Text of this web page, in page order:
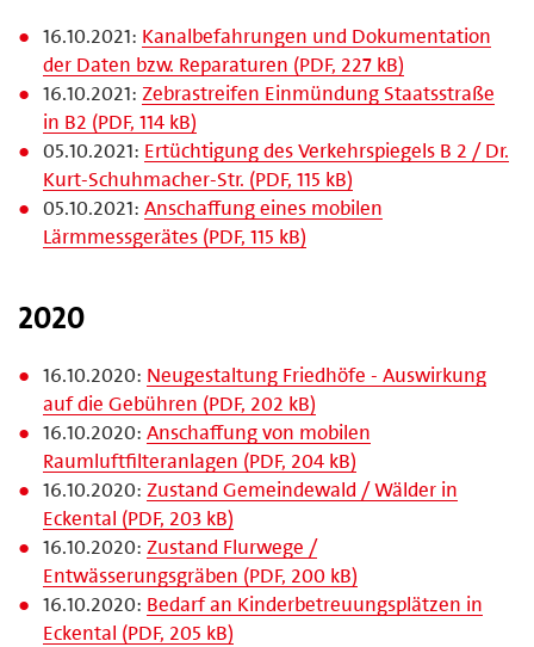
16.10.2021: Kanalbefahrungen und Dokumentation
der Daten bzw. Reparaturen (PDF, 227 kB)
16.10.2021:Zebrastreifen Einmündung Staatsstraße
in B2 (PDF, 114 kB)
05.10.2021: Ertüchtigung des Verkehrspiegels B 2 / Dr.
Kurt-Schuhmacher-Str. (PDF, 115 kB)
05.10.2021:Anschaffung eines mobilen
Lärmmessgerätes (PDF, 115 kB)
2020
16.10.2020: Neugestaltung Friedhöfe - Auswirkung
auf die Gebühren (PDF, 202 kB)
16.10.2020:Anschaffung von mobilen
Raumluftfilteranlagen (PDF, 204 kB)
16.10.2020:Zustand Gemeindewald / Wälder in
Eckental (PDF, 203 kB)
16.10.2020:Zustand Flurwege /
Entwässerungsgräben (PDF, 200 kB)
16.10.2020: Bedarf an Kinderbetreuungsplätzen in
Eckental (PDF, 205 kB)